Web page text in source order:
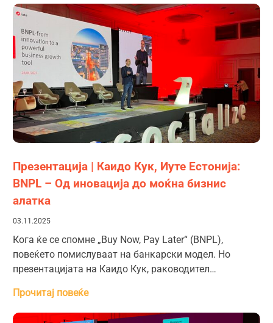
Презентација | Каидо Кук, Иуте Естонија:
BNPL – Од иновација до моќна бизнис
алатка
03.11.2025
Кога ќе се спомне „Buy Now, Pay Later“ (BNPL),
повеќето помислуваат на банкарски модел. Но
презентацијата на Каидо Кук, раководител…
Прочитај повеќе